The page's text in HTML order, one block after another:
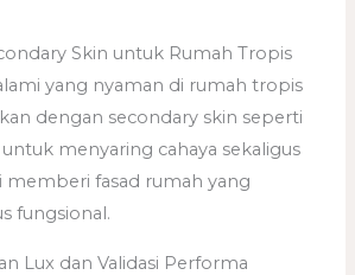
Skin untuk Rumah Tropis
yang nyaman di rumah tropis
dengan secondary skin seperti
menyaring cahaya sekaligus
memberi fasad rumah yang
fungsional.
Lux dan Validasi Performa